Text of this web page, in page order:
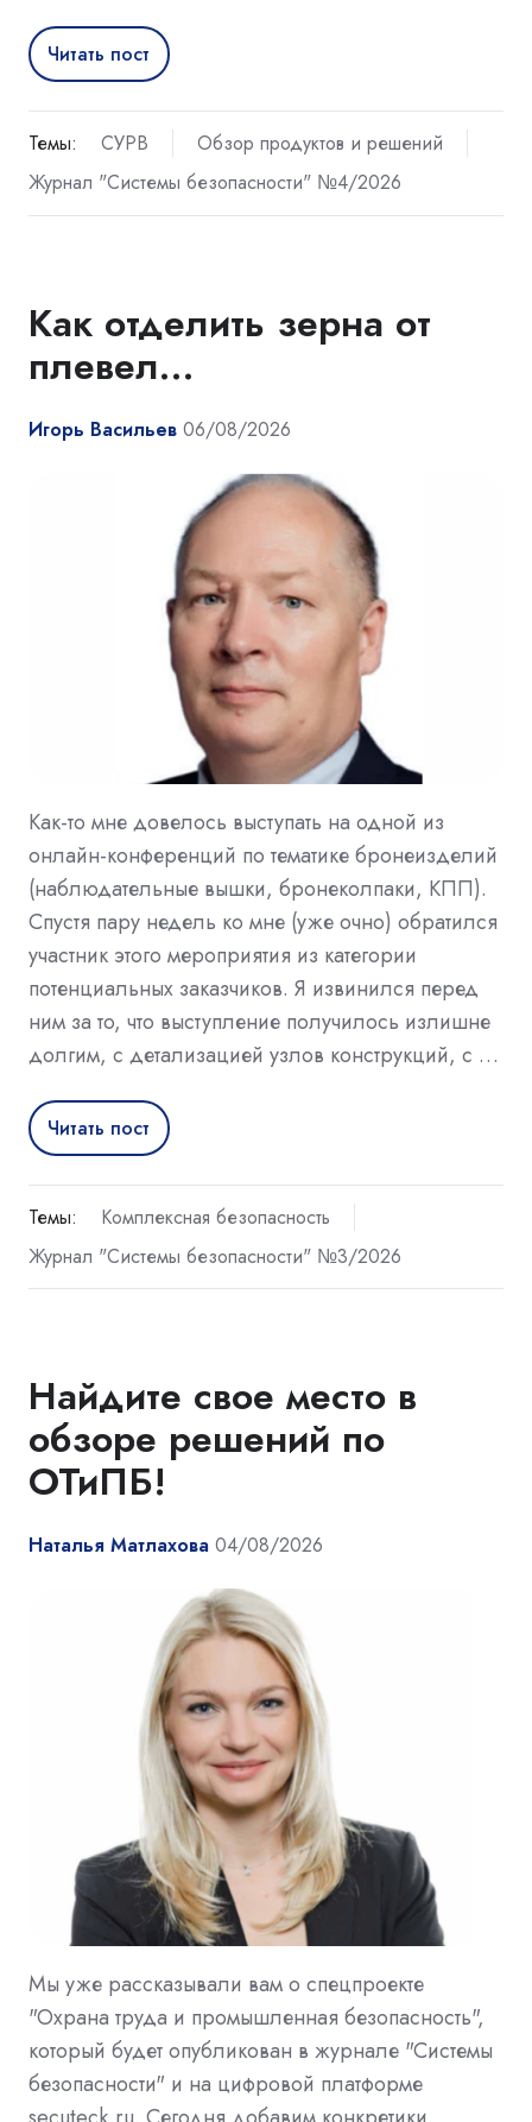
Читать пост
Темы: СУРВ
Обзор продуктов и решений
Журнал "Системы безопасности" №4/2026
Как отделить зерна от
плевел…
Игорь Васильев 06/08/2026
Как-то мне довелось выступать на одной из
онлайн-конференций по тематике бронеизделий
(наблюдательные вышки, бронеколпаки, КПП).
Спустя пару недель ко мне (уже очно) обратился
участник этого мероприятия из категории
потенциальных заказчиков. Я извинился перед
ним за то, что выступление получилось излишне
долгим, с детализацией узлов конструкций, с …
Читать пост
Темы:
Комплексная безопасность
Журнал "Системы безопасности" №3/2026
Найдите свое место в
обзоре решений по
ОТиПБ!
Наталья Матлахова 04/08/2026
Мы уже рассказывали вам о спецпроекте
"Охрана труда и промышленная безопасность",
который будет опубликован в журнале "Системы
безопасности" и на цифровой платформе